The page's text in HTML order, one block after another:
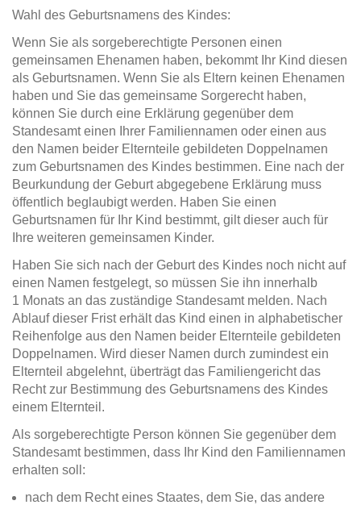
Wahl des Geburtsnamens des Kindes:
Wenn Sie als sorgeberechtigte Personen einen
gemeinsamen Ehenamen haben, bekommt Ihr Kind diesen
als Geburtsnamen. Wenn Sie als Eltern keinen Ehenamen
haben und Sie das gemeinsame Sorgerecht haben,
können Sie durch eine Erklärung gegenüber dem
Standesamt einen Ihrer Familiennamen oder einen aus
den Namen beider Elternteile gebildeten Doppelnamen
zum Geburtsnamen des Kindes bestimmen. Eine nach der
Beurkundung der Geburt abgegebene Erklärung muss
öffentlich beglaubigt werden. Haben Sie einen
Geburtsnamen für Ihr Kind bestimmt, gilt dieser auch für
Ihre weiteren gemeinsamen Kinder.
Haben Sie sich nach der Geburt des Kindes noch nicht auf
einen Namen festgelegt, so müssen Sie ihn innerhalb
1 Monats an das zuständige Standesamt melden. Nach
Ablauf dieser Frist erhält das Kind einen in alphabetischer
Reihenfolge aus den Namen beider Elternteile gebildeten
Doppelnamen. Wird dieser Namen durch zumindest ein
Elternteil abgelehnt, überträgt das Familiengericht das
Recht zur Bestimmung des Geburtsnamens des Kindes
einem Elternteil.
Als sorgeberechtigte Person können Sie gegenüber dem
Standesamt bestimmen, dass Ihr Kind den Familiennamen
erhalten soll:
nach dem Recht eines Staates, dem Sie, das andere